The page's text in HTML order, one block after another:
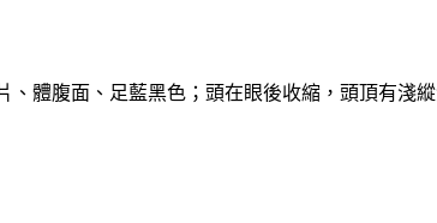
體腹面、足藍黑色；頭在眼後收縮，頭頂有淺縱